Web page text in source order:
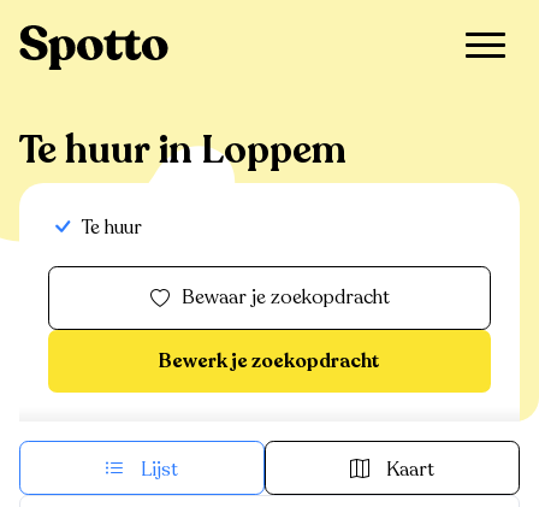
Te huur in Loppem
Te huur
Bewaar je zoekopdracht
Bewerk je zoekopdracht
Lijst Kaart